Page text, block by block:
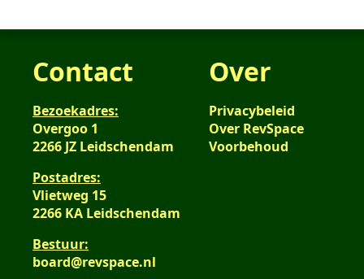
Contact
Bezoekadres:
Overgoo 1
2266 JZ Leidschendam
Postadres:
Vlietweg 15
2266 KA Leidschendam
Bestuur:
board@revspace.nl
Over
Privacybeleid
Over RevSpace
Voorbehoud